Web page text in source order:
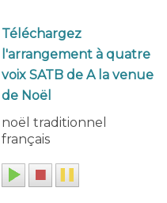
Téléchargez
l'arrangement à quatre
voix SATB de A la venue
de Noël
noël traditionnel
français